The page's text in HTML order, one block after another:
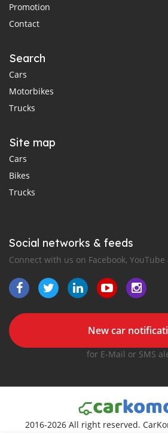
Promotion
Contact
Search
Cars
Motorbikes
Trucks
Site map
Cars
Bikes
Trucks
Social networks & feeds
Connect with us on Facebook,
New car
for E-Mail or SMS
2016-2026 All right reserved.